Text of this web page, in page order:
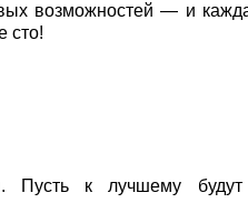
возможностей — и
сто!
Пусть к лучшему